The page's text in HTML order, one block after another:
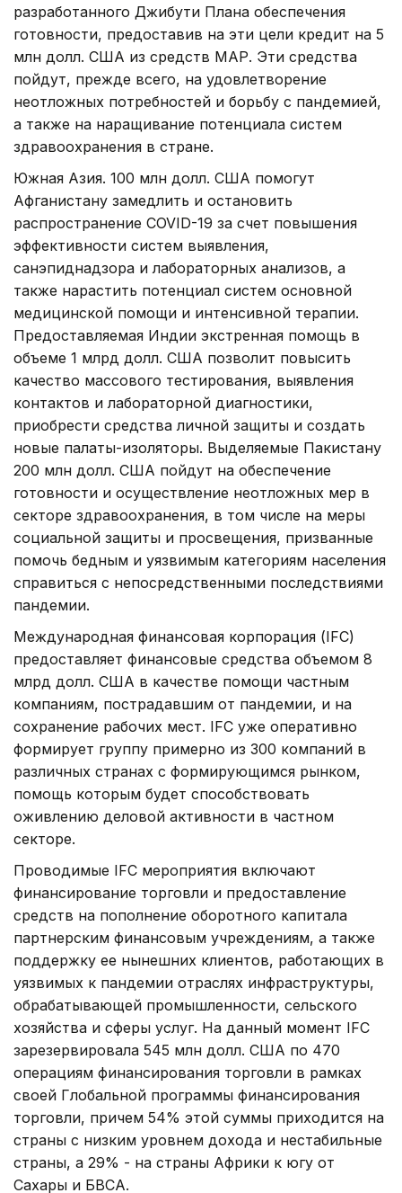
разработанного Джибути Плана обеспечения
готовности, предоставив на эти цели кредит на 5
млн долл. США из средств МАР. Эти средства
пойдут, прежде всего, на удовлетворение
неотложных потребностей и борьбу с пандемией,
а также на наращивание потенциала систем
здравоохранения в стране.
Южная Азия. 100 млн долл. США помогут
Афганистану замедлить и остановить
распространение COVID-19 за счет повышения
эффективности систем выявления,
санэпиднадзора и лабораторных анализов, а
также нарастить потенциал систем основной
медицинской помощи и интенсивной терапии.
Предоставляемая Индии экстренная помощь в
объеме 1 млрд долл. США позволит повысить
качество массового тестирования, выявления
контактов и лабораторной диагностики,
приобрести средства личной защиты и создать
новые палаты-изоляторы. Выделяемые Пакистану
200 млн долл. США пойдут на обеспечение
готовности и осуществление неотложных мер в
секторе здравоохранения, в том числе на меры
социальной защиты и просвещения, призванные
помочь бедным и уязвимым категориям населения
справиться с непосредственными последствиями
пандемии.
Международная финансовая корпорация (IFC)
предоставляет финансовые средства объемом 8
млрд долл. США в качестве помощи частным
компаниям, пострадавшим от пандемии, и на
сохранение рабочих мест. IFC уже оперативно
формирует группу примерно из 300 компаний в
различных странах с формирующимся рынком,
помощь которым будет способствовать
оживлению деловой активности в частном
секторе.
Проводимые IFC мероприятия включают
финансирование торговли и предоставление
средств на пополнение оборотного капитала
партнерским финансовым учреждениям, а также
поддержку ее нынешних клиентов, работающих в
уязвимых к пандемии отраслях инфраструктуры,
обрабатывающей промышленности, сельского
хозяйства и сферы услуг. На данный момент IFC
зарезервировала 545 млн долл. США по 470
операциям финансирования торговли в рамках
своей Глобальной программы финансирования
торговли, причем 54% этой суммы приходится на
страны с низким уровнем дохода и нестабильные
страны, а 29% - на страны Африки к югу от
Сахары и БВСА.